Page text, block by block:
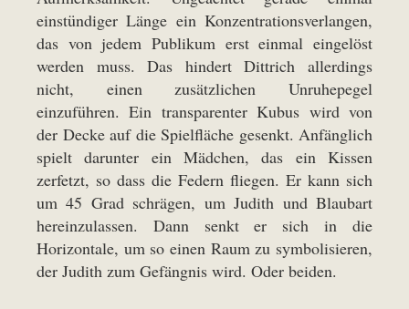
einstündiger Länge ein Konzentrationsverlangen,
das von jedem Publikum erst einmal eingelöst
werden muss. Das hindert Dittrich allerdings
nicht, einen zusätzlichen Unruhepegel
einzuführen. Ein transparenter Kubus wird von
der Decke auf die Spielfläche gesenkt. Anfänglich
spielt darunter ein Mädchen, das ein Kissen
zerfetzt, so dass die Federn fliegen. Er kann sich
um 45 Grad schrägen, um Judith und Blaubart
hereinzulassen. Dann senkt er sich in die
Horizontale, um so einen Raum zu symbolisieren,
der Judith zum Gefängnis wird. Oder beiden.